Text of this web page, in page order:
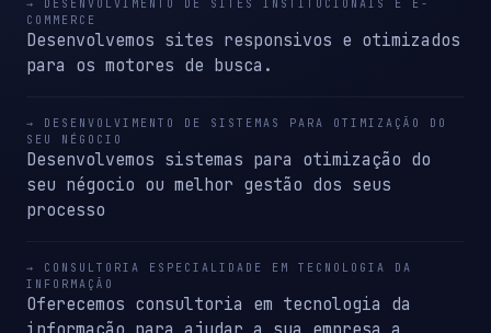
→ DESENVOLVIMENTO DE SITES INSTITUCIONAIS E E-
COMMERCE
Desenvolvemos sites responsivos e otimizados
para os motores de busca.
→ DESENVOLVIMENTO DE SISTEMAS PARA OTIMIZAÇÃO DO
SEU NÉGOCIO
Desenvolvemos sistemas para otimização do
seu négocio ou melhor gestão dos seus
processo
→ CONSULTORIA ESPECIALIDADE EM TECNOLOGIA DA
INFORMAÇÃO
Oferecemos consultoria em tecnologia da